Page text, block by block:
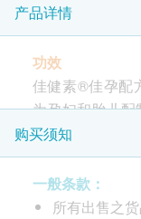
产品详情
功效
佳健素®佳孕配
为孕妇和胎儿
功能性脂肪酸，
助胎儿脑部，
健康荷尔蒙水平
市面上只提供
购买须知
一般条款：
所有出售之货